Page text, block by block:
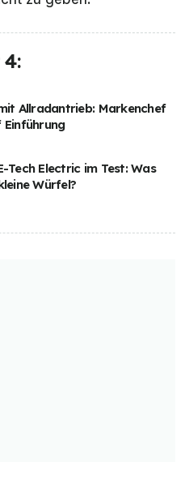
Allradantrieb: Markenchef
Tech Electric im Test: Was
Würfel?